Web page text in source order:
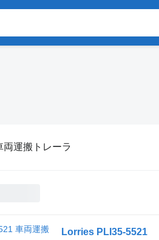
両運搬トレーラ
Lorries PLI35-5521